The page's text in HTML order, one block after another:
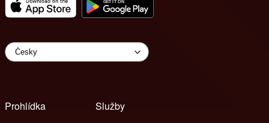
Prohlídka
Služby